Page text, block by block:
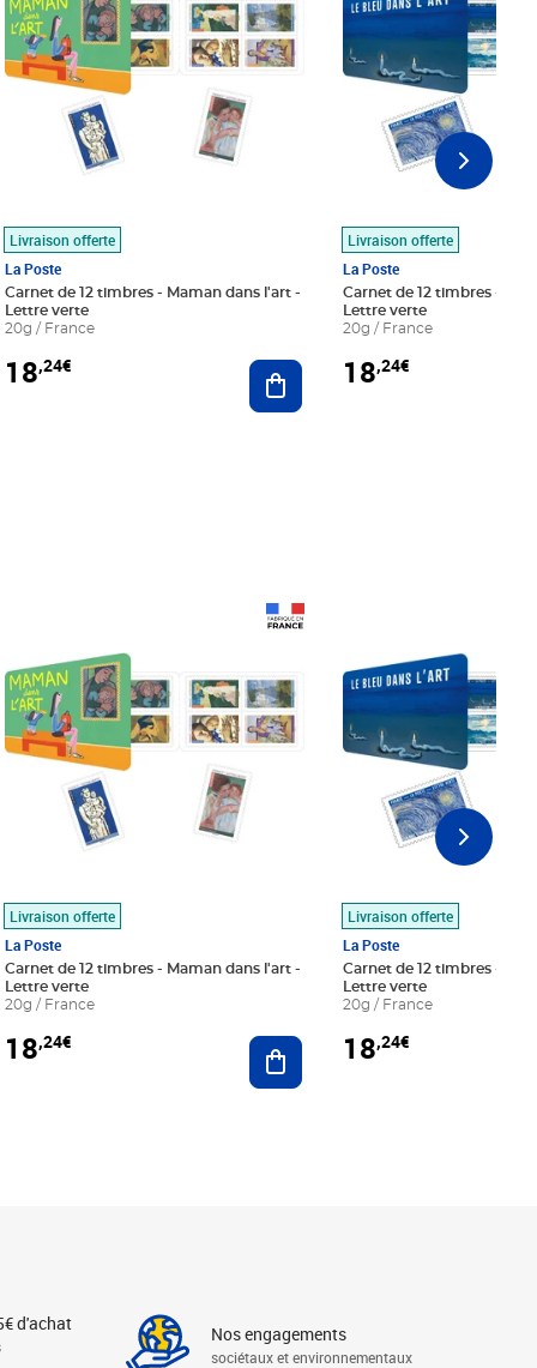
au panier
Livraison offerte
La Poste
Carnet de 12 timbres - Maman dans l'art -
Lettre verte
20g / France
18,24€ Ajouter au panier
Livraison offerte
La Poste
Carnet de 12 timbres - Le
Lettre verte
20g / France
18,24€
au panier
Livraison offerte
La Poste
Carnet de 12 timbres - Maman dans l'art -
Lettre verte
20g / France
18,24€ Ajouter au panier
Livraison offerte
La Poste
Carnet de 12 timbres - Le
Lettre verte
20g / France
18,24€
d'achat Nos engagements
sociétaux et environnementaux